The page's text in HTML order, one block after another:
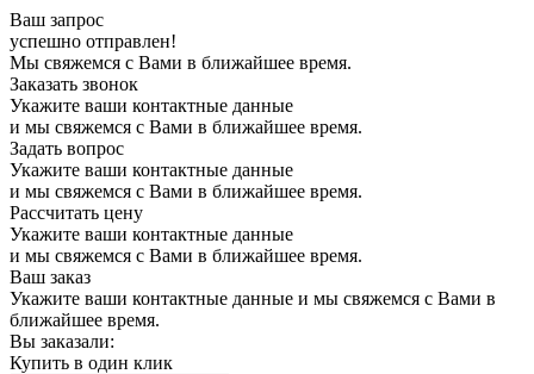
Ваш запрос
успешно отправлен!
Мы свяжемся с Вами в ближайшее время.
Заказать звонок
Укажите ваши контактные данные
и мы свяжемся с Вами в ближайшее время.
Задать вопрос
Укажите ваши контактные данные
и мы свяжемся с Вами в ближайшее время.
Рассчитать цену
Укажите ваши контактные данные
и мы свяжемся с Вами в ближайшее время.
Ваш заказ
Укажите ваши контактные данные и мы свяжемся с Вами в
ближайшее время.
Вы заказали:
Купить в один клик